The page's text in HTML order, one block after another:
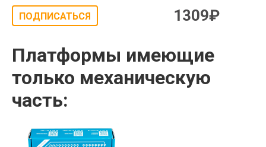
ПОДПИСАТЬСЯ 1309₽
Платформы имеющие
только механическую
часть: